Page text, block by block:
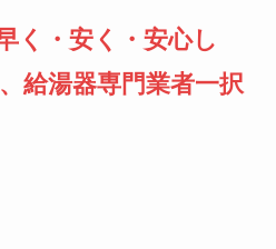
く・安く・安心し
給湯器専門業者一択